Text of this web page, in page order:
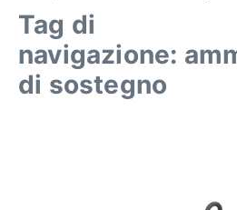
Tag di
navigazione:
di sostegno